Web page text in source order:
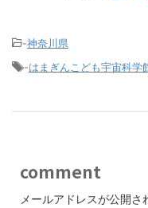
-神奈川県
-はまぎんこども宇宙科学
comment
メールアドレスが公開さ